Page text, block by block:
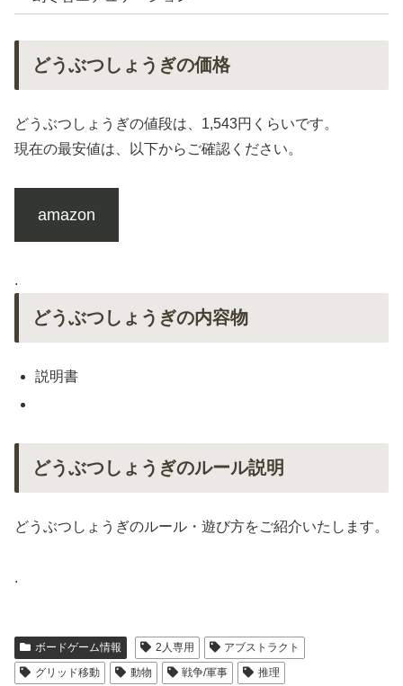
どうぶつしょうぎの価格
どうぶつしょうぎの値段は、1,543円くらいです。
現在の最安値は、以下からご確認ください。
amazon
.
どうぶつしょうぎの内容物
説明書
どうぶつしょうぎのルール説明
どうぶつしょうぎのルール・遊び方をご紹介いたします。
.
ボードゲーム情報 2人専用
アブストラクト
グリッド移動
動物 戦争/軍事
推理